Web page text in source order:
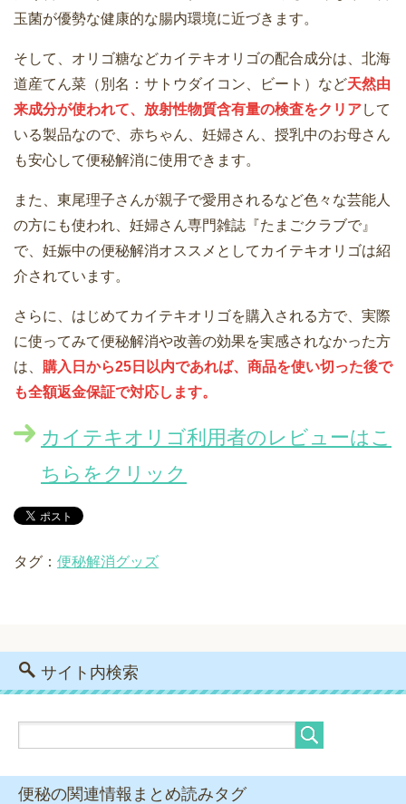
玉菌が優勢な健康的な腸内環境に近づきます。
そして、オリゴ糖などカイテキオリゴの配合成分は、北海
道産てん菜（別名：サトウダイコン、ビート）など天然由
来成分が使われて、放射性物質含有量の検査をクリアして
いる製品なので、赤ちゃん、妊婦さん、授乳中のお母さん
も安心して便秘解消に使用できます。
また、東尾理子さんが親子で愛用されるなど色々な芸能人
の方にも使われ、妊婦さん専門雑誌『たまごクラブで』
で、妊娠中の便秘解消オススメとしてカイテキオリゴは紹
介されています。
さらに、はじめてカイテキオリゴを購入される方で、実際
に使ってみて便秘解消や改善の効果を実感されなかった方
は、 購入日から25日以内であれば、商品を使い切った後で
も全額返金保証で対応します。
カイテキオリゴ利用者のレビューはこ
ちらをクリック
タグ： 便秘解消グッズ
サイト内検索
便秘の関連情報まとめ読みタグ